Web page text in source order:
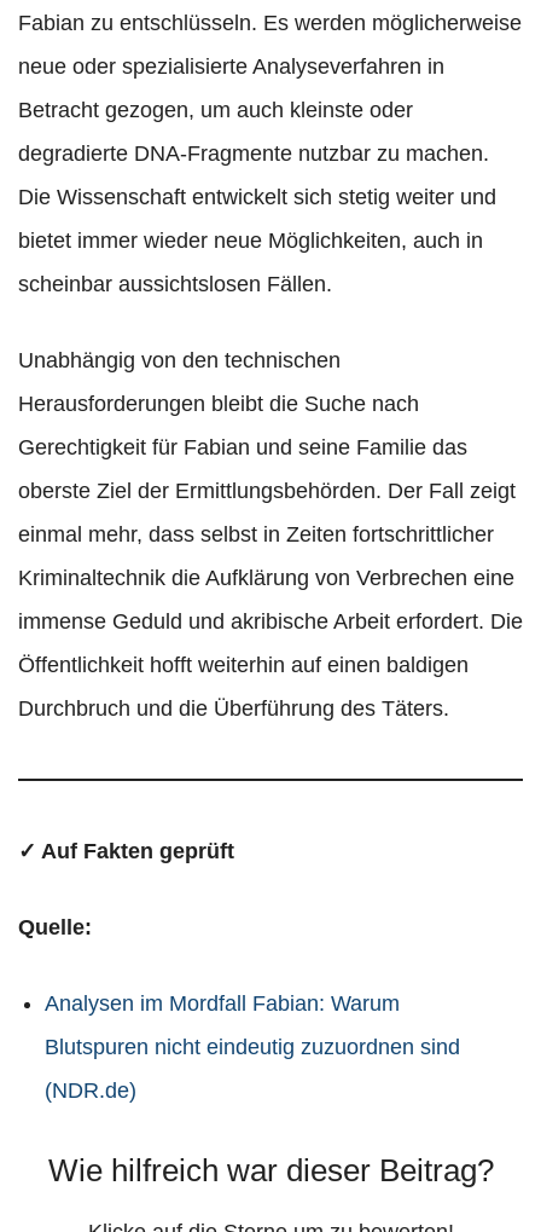
Fabian zu entschlüsseln. Es werden möglicherweise
neue oder spezialisierte Analyseverfahren in
Betracht gezogen, um auch kleinste oder
degradierte DNA-Fragmente nutzbar zu machen.
Die Wissenschaft entwickelt sich stetig weiter und
bietet immer wieder neue Möglichkeiten, auch in
scheinbar aussichtslosen Fällen.
Unabhängig von den technischen
Herausforderungen bleibt die Suche nach
Gerechtigkeit für Fabian und seine Familie das
oberste Ziel der Ermittlungsbehörden. Der Fall zeigt
einmal mehr, dass selbst in Zeiten fortschrittlicher
Kriminaltechnik die Aufklärung von Verbrechen eine
immense Geduld und akribische Arbeit erfordert. Die
Öffentlichkeit hofft weiterhin auf einen baldigen
Durchbruch und die Überführung des Täters.
✓ Auf Fakten geprüft
Quelle:
Analysen im Mordfall Fabian: Warum
Blutspuren nicht eindeutig zuzuordnen sind
(NDR.de)
Wie hilfreich war dieser Beitrag?